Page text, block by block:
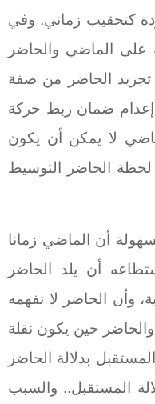
كتحقيب زماني. وفي
على الماضي والحاضر
تجريد الحاضر من صفة
إعدام ضمان ربط حركة
لا يمكن أن يكون
لحظة الحاضر التوسيط
أن الماضي زمانا
أن يلد الحاضر
وأن الحاضر لا نفهمه
والحاضر حين يكون نقلة
بدلالة الحاضر
المستقبل.. والسبب